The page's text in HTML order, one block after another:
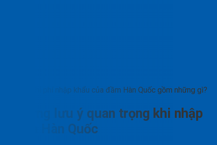
Chi phí nhập khẩu của đầm Hàn Quốc gồm những gì?
Những lưu ý quan trọng khi nhập
đầm Hàn Quốc